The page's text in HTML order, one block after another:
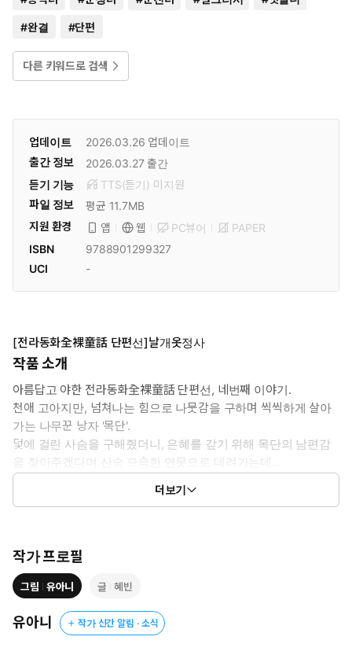
#완결 #단편
다른 키워드로 검색
업데이트 2026.03.26 업데이트
출간 정보
2026.03.27 출간
듣기 기능
TTS(듣기) 미 지원
파일 정보
평균 11.7MB
지원 환경
앱 웹 PC뷰어
PAPER
ISBN
9788901299327
UCI
-
[전라동화全裸童話 단편선]날개옷정사
작품 소개
아름답고 야한 전라동화全裸童話 단편선, 네번째 이야기.
천애 고아지만, 넘쳐나는 힘으로 나뭇감을 구하며 씩씩하게 살아
가는 나무꾼 낭자 '목단'.
덫에 걸린 사슴을 구해줬더니, 은혜를 갚기 위해 목단의 남편감
을 찾아주겠다며 산속 으슥한 연못으로 데려가는데...
그 곳엔 목욕 중인 아름다운 하늘 도령들을 잔뜩이고, 목단은 얼결
에 하늘 도령 '공화'의 날개옷을 훔쳐버린다!
더보기
작가 프로필
그림 유아니 글 혜빈
유아니 작가 신간 알림 · 소식